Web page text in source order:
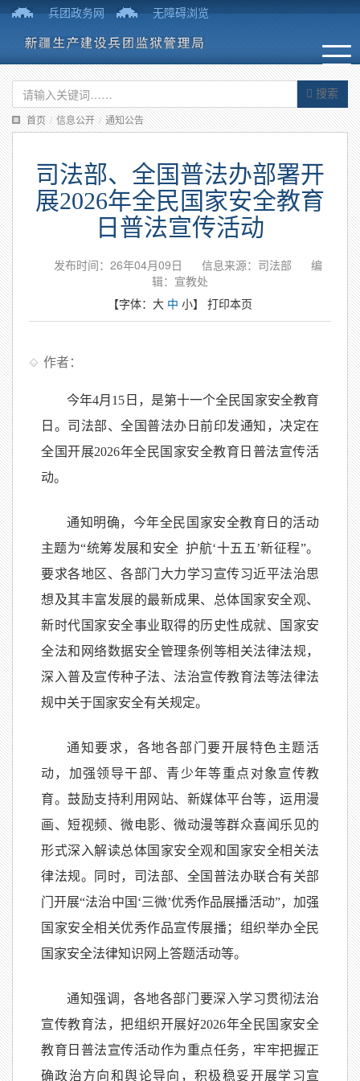
兵团政务网 无障碍浏览
搜索
首页 / 信息公开 / 通知公告
司法部、全国普法办部署开
展2026年全民国家安全教育
日普法宣传活动
发布时间：26年04月09日 信息来源：司法部
编
辑：宣教处
【字体： 大 中 小】 打印本页
作者：
今年4月15日，是第十一个全民国家安全教育
日。司法部、全国普法办日前印发通知，决定在
全国开展2026年全民国家安全教育日普法宣传活
动。
通知明确，今年全民国家安全教育日的活动
主题为“统筹发展和安全 护航‘十五五’新征程”。
要求各地区、各部门大力学习宣传习近平法治思
想及其丰富发展的最新成果、总体国家安全观、
新时代国家安全事业取得的历史性成就、国家安
全法和网络数据安全管理条例等相关法律法规，
深入普及宣传种子法、法治宣传教育法等法律法
规中关于国家安全有关规定。
通知要求，各地各部门要开展特色主题活
动，加强领导干部、青少年等重点对象宣传教
育。鼓励支持利用网站、新媒体平台等，运用漫
画、短视频、微电影、微动漫等群众喜闻乐见的
形式深入解读总体国家安全观和国家安全相关法
律法规。同时，司法部、全国普法办联合有关部
门开展“法治中国‘三微’优秀作品展播活动”，加强
国家安全相关优秀作品宣传展播；组织举办全民
国家安全法律知识网上答题活动等。
通知强调，各地各部门要深入学习贯彻法治
宣传教育法，把组织开展好2026年全民国家安全
教育日普法宣传活动作为重点任务，牢牢把握正
确政治方向和舆论导向，积极稳妥开展学习宣